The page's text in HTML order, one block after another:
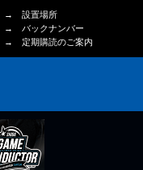
→ 設置場所
→ バックナンバー
→ 定期購読のご案内